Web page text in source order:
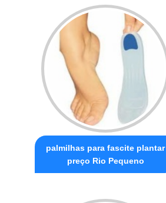
palmilhas para fascite plantar
preço Rio Pequeno